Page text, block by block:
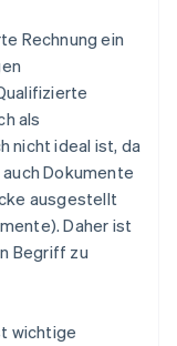
Rechnung ein
als
nicht ideal ist, da
Dokumente
ausgestellt
Daher ist
Begriff zu
wichtige